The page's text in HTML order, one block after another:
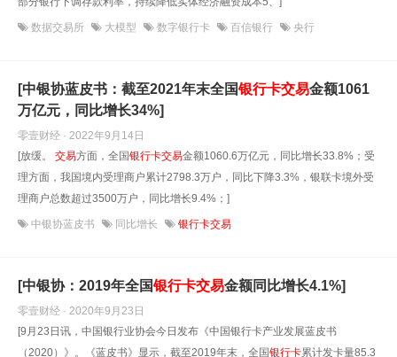
数据交易所 大模型 数字银行卡 百信银行 央行
[中银协蓝皮书：截至2021年末全国银行卡交易金额1061
万亿元，同比增长34%]
零壹财经 · 2022年9月14日
[放缓。 交易方面，全国银行卡交易金额1060.6万亿元，同比增长33.8%；受
理方面，我国境内受理商户累计2798.3万户，同比下降3.3%，银联卡境外受
理商户总数超过3500万户，同比增长9.4%；]
中银协蓝皮书 同比增长 银行卡交易
[中银协：2019年全国银行卡交易金额同比增长4.1%]
零壹财经 · 2020年9月23日
[9月23日讯，中国银行业协会今日发布《中国银行卡产业发展蓝皮书
（2020）》。《蓝皮书》显示，截至2019年末，全国银行卡累计发卡量85.3